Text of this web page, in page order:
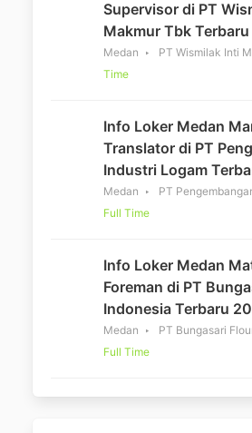
Supervisor di PT
Makmur Tbk
Medan PT Wismilak Inti
Time
Info Loker Medan
Translator di PT
Industri Logam
Medan
PT
Full Time
Info Loker Medan
Foreman di PT
Indonesia Terbaru
Medan
PT Bungasari
Full Time